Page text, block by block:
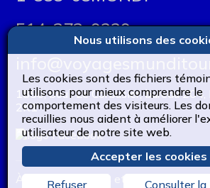
Nous utilisons des
Les cookies sont des fichiers
utilisons pour mieux comprendre le
comportement des visiteurs. Les
recuillies nous aident à améliorer
utilisateur de notre site web.
Accepter les cookies
Refuser
Consulter
Chili
Colombie
Corée du Sud
Costa Rica
Cusco
Écosse
Immersion culturelle
Immersion linguistique
Location de maison, condos et Villas
Location de voiture
Professionel
Pérou
Portugal
Salvador
Tunisie
514-373-9229
1850, boul. Le Corbusier, bureau
2K1
À propos|Termes et conditions|